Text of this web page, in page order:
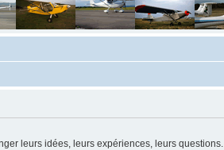
leurs idées, leurs expériences, leurs questions.